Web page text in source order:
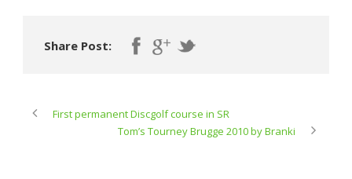
Share Post:
First permanent Discgolf course in SR
Tom’s Tourney Brugge 2010 by Branki